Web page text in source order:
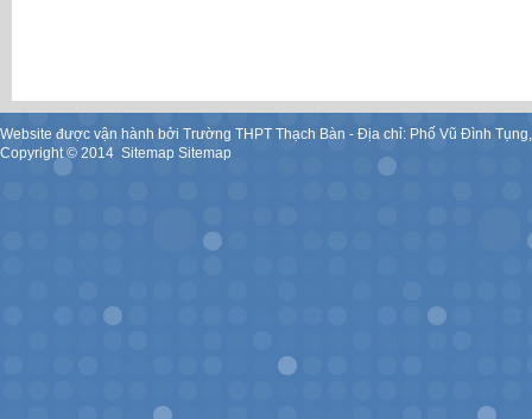
Website được vận hành bởi Trường THPT Thạch Bàn - Địa chỉ: Phố Vũ Đình
Copyright © 2014. Sitemap Sitemap